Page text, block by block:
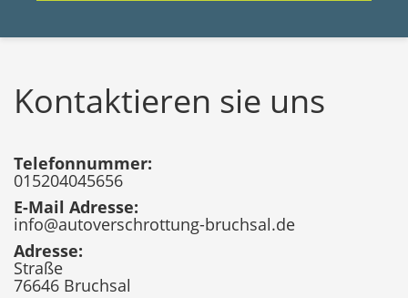
Kontaktieren sie uns
Telefonnummer:
015204045656
E-Mail Adresse:
info@autoverschrottung-bruchsal.de
Adresse:
Straße
76646 Bruchsal